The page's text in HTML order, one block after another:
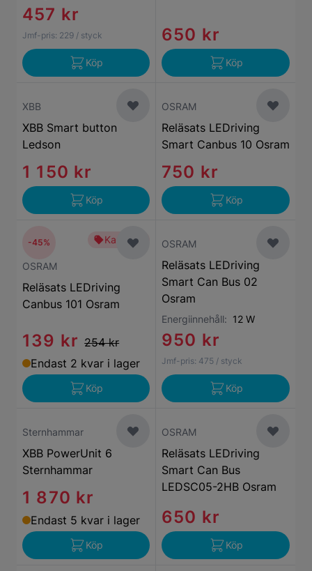
457 kr
Jmf-pris: 229 / styck
Köp
650 kr
Köp
XBB
XBB Smart button
Ledson
1 150 kr
Köp
OSRAM
Reläsats LEDriving
Smart Canbus 10 Osram
750 kr
Köp
Kampanj
OSRAM
Reläsats LEDriving
Canbus 101 Osram
139 kr 254 kr
-45%
Endast 2 kvar i lager
Köp
OSRAM
Reläsats LEDriving
Smart Can Bus 02
Osram
Energiinnehåll: 12 W
950 kr
Jmf-pris: 475 / styck
Köp
Sternhammar
XBB PowerUnit 6
Sternhammar
1 870 kr
Endast 5 kvar i lager
Köp
OSRAM
Reläsats LEDriving
Smart Can Bus
LEDSC05-2HB Osram
650 kr
Köp